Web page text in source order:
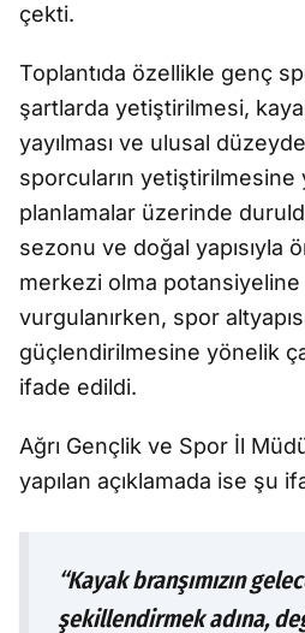
çekti.
Toplantıda özellikle genç
şartlarda yetiştirilmesi,
yayılması ve ulusal
sporcuların
planlamalar üzerinde
sezonu ve doğal yapısıyla
merkezi olma
vurgulanırken, spor
güçlendirilmesine yönelik
ifade edildi.
Ağrı Gençlik ve Spor İl
yapılan açıklamada ise şu
“Kayak branşımızın
şekillendirmek adına,